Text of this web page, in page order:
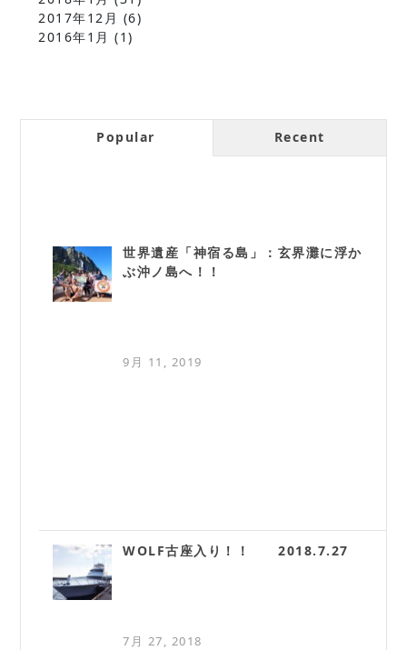
2017年12月 (6)
2016年1月 (1)
Popular Recent
世界遺産「神宿る島」：玄界灘に浮か
ぶ沖ノ島へ！！
9月 11, 2019
WOLF古座入り！！ 2018.7.27
7月 27, 2018